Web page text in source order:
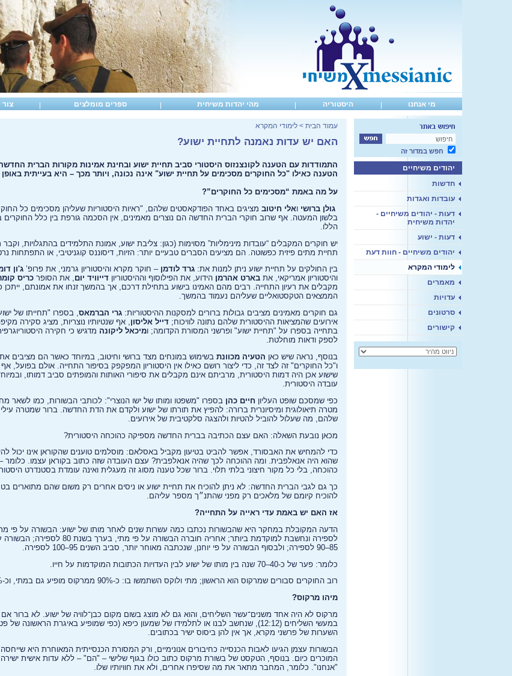
מי אנחנו היסטוריה מהי יהדות משיחית ספרים מומלצים
חפש במדור זה
יהודים משיחיים
חדשות
עובדות ואגדות
דעות - יהודים משיחיים -
יהדות משיחית
דעות - ישוע
יהודים משיחיים - חוות דעת
לימודי המקרא
מאמרים
עדויות
סרטונים
קישורים
עמוד הבית > לימודי המקרא
האם יש עדות נאמנה לתחיית ישוע?
התמודדות עם הטענה לקונצנזוס היסטורי סביב תחיית ישוע ובחינת אמינות מקורות הברית
הטענה כאילו "כל החוקרים מסכימים על תחיית ישוע" אינה נכונה, ויותר מכך – היא בעייתית
על מה באמת “מסכימים כל החוקרים”?
גולן ברושי ואלי חיטוב מציגים באחד הפודקאסטים שלהם, "ראיות היסטוריות שעליהן מסכימים כל
בלשון המעטה. אף שרוב חוקרי הברית החדשה הם נוצרים מאמינים, אין הסכמה גורפת בין כלל החוקרים
הללו.
יש חוקרים המקבלים “עובדות מינימליות” מסוימות (כגון: צליבת ישוע, אמונת התלמידים בהתגלויות,
תחיית מתים פיזית כפשוטה. הם מציעים הסברים טבעיים יותר: הזיות, דיסוננס קוגניטיבי, או התפתחות
בין החולקים על תחיית ישוע ניתן למנות את:גרד לודמן– חוקר מקרא והיסטוריון גרמני, את פרופ’ג'ון
והיסטוריון אמריקאי, אתבארט אהרמןהידוע, את הפילוסוף וההיסטוריוןדייוויד יום, את הסופרכריס
מקבלים את רעיון התחייה. רבים מהם האמינו בישוע בתחילת דרכם, אך בהמשך זנחו את אמונתם,
הממצאים הטקסטואליים שעליהם נעמוד בהמשך.
גם חוקרים מאמינים מציבים גבולות ברורים למסקנות ההיסטוריות:גרי הברמאס, בספרו "תחייתו של
אירועים שהמציאות ההיסטורית שלהם נתונה לוויכוח;דייל אליסון, אף שנטיותיו נוצריות, מציג סקירה
בתחייה בספרו על "תחיית ישוע" ופרשני המסורת הקדומה; ומיכאל ליקונה מדגיש כי חקירה
לספק ודאות מוחלטת.
בנוסף, נראה שיש כאן הטעיה מכוונת בשימוש במונחים מצד ברושי וחיטוב, במיוחד כאשר הם מציבים את
ו"כל החוקרים" זה לצד זה, כדי ליצור רושם כאילו אין היסטוריון המפקפק בסיפור התחייה. אולם בפועל,
שישוע אכן היה דמות היסטורית, מרביתם אינם מקבלים את סיפורי האותות והמופתים סביב דמותו,
עובדה היסטורית.
כפי שמסכם שופט העליון חיים כהן בספרו "משפטו ומותו של ישו הנוצרי": לכותבי הבשורות, כמו לשאר
מטרה תיאולוגית ומיסיונרית ברורה: להפיץ את תורתו של ישוע ולקדם את הדת החדשה. ברור שמטרה
שלהם, מה שעלול להוביל להטיות ולהצגה סלקטיבית של אירועים.
מכאן נובעת השאלה: האם עצם הכתיבה בברית החדשה מספיקה כהוכחה היסטורית?
כדי להמחיש את האבסורד, אפשר להביט בטיעון מקביל באסלאם: מוסלמים טוענים שהקוראן אינו יכול
שהוא היה אנאלפבית. ומה ההוכחה לכך שהיה אנאלפבית? עצם העובדה שזה כתוב בקוראן עצמו.
כהוכחה, בלי כל מקור חיצוני בלתי תלוי. ברור שכל טענה מסוג זה מעגלית ואינה עומדת בסטנדרט היסטורי
כך גם לגבי הברית החדשה: לא ניתן להוכיח את תחיית ישוע או ניסים אחרים רק משום שהם מתוארים
להוכיח קיומם של מלאכים רק מפני שהתנ״ך מספר עליהם.
אז האם יש באמת עדי ראייה על התחייה?
לספירה ונחשבת למוקדמת ביותר; אחריה חוברה
85–90 לספירה; ולבסוף הבשורה על פי יוחנן, שנכתבה מאוחר יותר, סביב השנים 95–100 לספירה.
כלומר: פער של כ-40–70 שנה בין מותו של ישוע לבין העדויות הכתובות המוקדמות על חייו.
רוב החוקרים סבורים שמרקוס הוא הראשון; מתי ולוקס השתמשו בו: כ-90% ממרקוס מופיע גם במתי, וכ-50% בלוקס.
מיהו מרקוס?
מרקוס לא היה אחד משנים־עשר השליחים, והוא גם לא מוצג בשום מקום כבן־לוויה של ישוע. לא ברור
השערות של פרשני מקרא, אך אין להן ביסוס ישיר בכתובים.
הבשורות עצמן הגיעו לאבות הכנסייה כחיבורים אנונימיים, ורק המסורת הכנסייתית המאוחרת היא
המוכרים כיום. בנוסף, הטקסט של בשורת מרקוס כתוב כולו בגוף שלישי – "הם" – ללא עדות אישית ישירה
"אנחנו". כלומר, המחבר מתאר את מה שסיפרו אחרים, ולא את חוויותיו שלו.